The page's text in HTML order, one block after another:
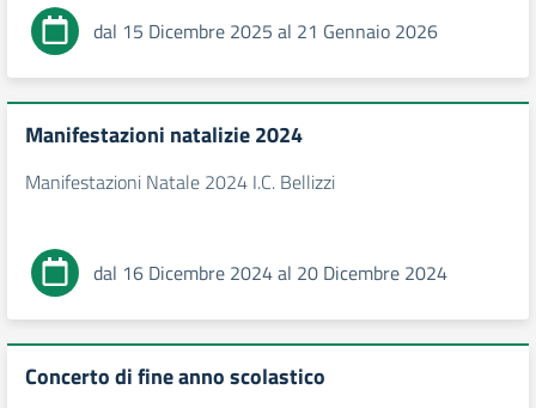
dal 15 Dicembre 2025 al 21 Gennaio 2026
Manifestazioni natalizie 2024
Manifestazioni Natale 2024 I.C. Bellizzi
dal 16 Dicembre 2024 al 20 Dicembre 2024
Concerto di fine anno scolastico